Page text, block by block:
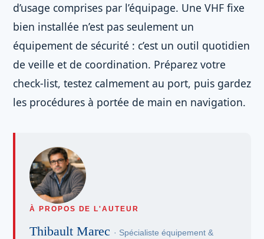
d’usage comprises par l’équipage. Une VHF fixe
bien installée n’est pas seulement un
équipement de sécurité : c’est un outil quotidien
de veille et de coordination. Préparez votre
check-list, testez calmement au port, puis gardez
les procédures à portée de main en navigation.
À PROPOS DE L'AUTEUR
Thibault Marec · Spécialiste équipement &